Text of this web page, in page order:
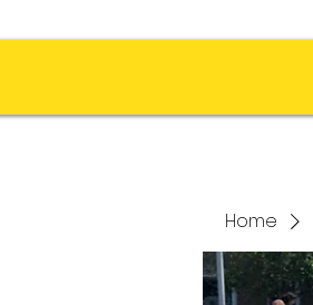
Home